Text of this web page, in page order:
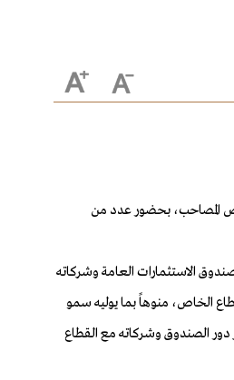
والقطاع الخاص، والمعرض المصاحب، بحضور عدد من
الاستثمارات العامة وشركاته
الخاص، منوهاً بما يوليه سمو
ومبادرات تسهم في تعزيز دور الصندوق وشركاته مع القطاع